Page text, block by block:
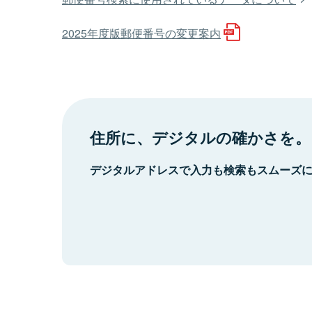
2025年度版郵便番号の変更案内
住所に、デジタルの確かさを。
デジタルアドレスで入力も検索もスムーズ